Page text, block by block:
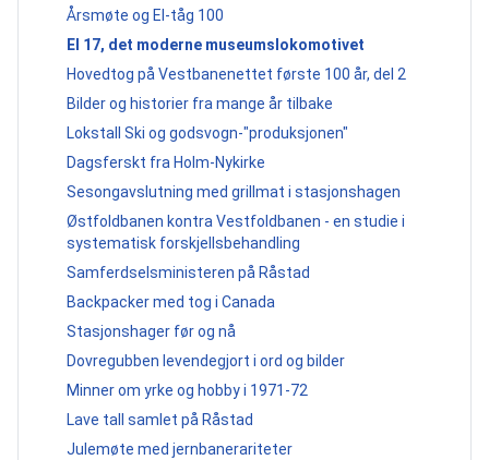
Årsmøte og El-tåg 100
El 17, det moderne museumslokomotivet
Hovedtog på Vestbanenettet første 100 år, del 2
Bilder og historier fra mange år tilbake
Lokstall Ski og godsvogn-"produksjonen"
Dagsferskt fra Holm-Nykirke
Sesongavslutning med grillmat i stasjonshagen
Østfoldbanen kontra Vestfoldbanen - en studie i
systematisk forskjellsbehandling
Samferdselsministeren på Råstad
Backpacker med tog i Canada
Stasjonshager før og nå
Dovregubben levendegjort i ord og bilder
Minner om yrke og hobby i 1971-72
Lave tall samlet på Råstad
Julemøte med jernbanerariteter